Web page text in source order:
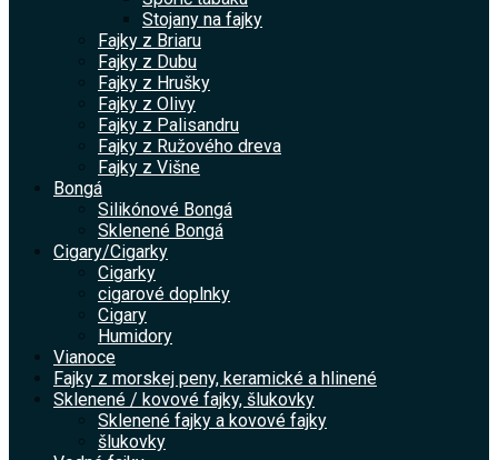
Stojany na fajky
Fajky z Briaru
Fajky z Dubu
Fajky z Hrušky
Fajky z Olivy
Fajky z Palisandru
Fajky z Ružového dreva
Fajky z Višne
Bongá
Silikónové Bongá
Sklenené Bongá
Cigary/Cigarky
Cigarky
cigarové doplnky
Cigary
Humidory
Vianoce
Fajky z morskej peny, keramické a hlinené
Sklenené / kovové fajky, šlukovky
Sklenené fajky a kovové fajky
šlukovky